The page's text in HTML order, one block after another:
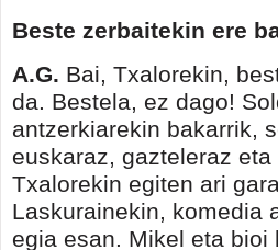
Beste zerbaitekin ere
A.G. Bai, Txalorekin,
da. Bestela, ez dago!
antzerkiarekin bakarrik,
euskaraz, gazteleraz
Txalorekin egiten ari
Laskurainekin, komedia
egia esan. Mikel eta